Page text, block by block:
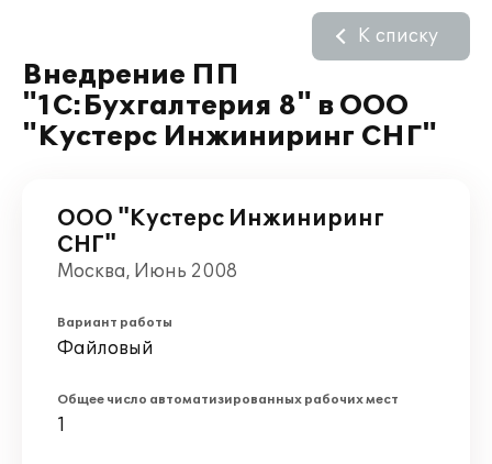
Внедрение ПП
"1С:Бухгалтерия 8" в ООО
"Кустерс Инжиниринг СНГ"
К списку
ООО "Кустерс Инжиниринг
СНГ"
Москва, Июнь 2008
Вариант работы
Файловый
Общее число автоматизированных рабочих мест
1